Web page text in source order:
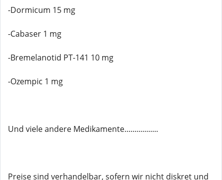
-Dormicum 15 mg
-Cabaser 1 mg
-Bremelanotid PT-141 10 mg
-Ozempic 1 mg
Und viele andere Medikamente.................
Preise sind verhandelbar, sofern wir nicht diskret und